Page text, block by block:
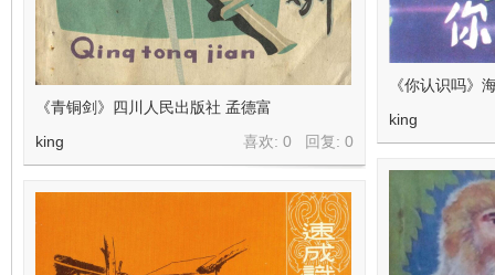
《青铜剑》四川人民出版社 孟德富
喜欢: 0 回复: 0
king
《你认识吗》
king